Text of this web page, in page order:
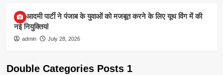
आम आदमी पार्टी ने पंजाब के युवाओं को मजबूत करने के लिए यूथ विंग में की
नई नियुक्तियां
admin July 28, 2026
Double Categories Posts 1